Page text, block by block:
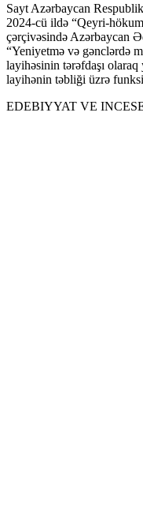
Sayt Azərbaycan
2024-cü ildə “Qeyri-
çərçivəsində Azərbaycan
“Yeniyetmə və gənclərdə
layihəsinin tərəfdaşı
layihənin təbliği üzrə
EDEBIYYAT VE